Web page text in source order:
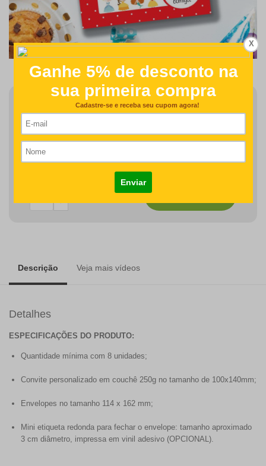
Finalizar Pedido
Detalhes como centralização e proporção de tamanho do
desenho/nome serão revisados na produção do seu pedido
R$61,00
Descrição Veja mais vídeos
Detalhes
ESPECIFICAÇÕES DO PRODUTO:
Quantidade mínima com 8 unidades;
Convite personalizado em couchê 250g no tamanho de 100x140mm;
Envelopes no tamanho 114 x 162 mm;
Mini etiqueta redonda para fechar o envelope: tamanho aproximado
3 cm diâmetro, impressa em vinil adesivo (OPCIONAL).
X